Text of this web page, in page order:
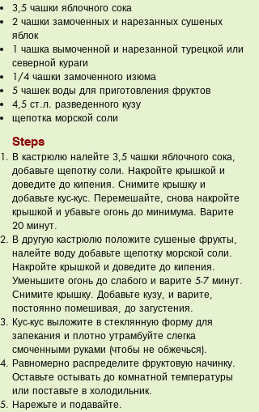
3,5 чашки яблочного сока
2 чашки замоченных и нарезанных сушеных
яблок
1 чашка вымоченной и нарезанной турецкой или
северной кураги
1/4 чашки замоченного изюма
5 чашек воды для приготовления фруктов
4,5 ст.л. разведенного кузу
щепотка морской соли
Steps
В кастрюлю налейте 3,5 чашки яблочного сока,
добавьте щепотку соли. Накройте крышкой и
доведите до кипения. Снимите крышку и
добавьте кус-кус. Перемешайте, снова накройте
крышкой и убавьте огонь до минимума. Варите
20 минут.
В другую кастрюлю положите сушеные фрукты,
налейте воду добавьте щепотку морской соли.
Накройте крышкой и доведите до кипения.
Уменьшите огонь до слабого и варите 5-7 минут.
Снимите крышку. Добавьте кузу, и варите,
постоянно помешивая, до загустения.
Кус-кус выложите в стеклянную форму для
запекания и плотно утрамбуйте слегка
смоченными руками (чтобы не обжечься).
Равномерно распределите фруктовую начинку.
Оставьте остывать до комнатной температуры
или поставьте в холодильник.
Нарежьте и подавайте.